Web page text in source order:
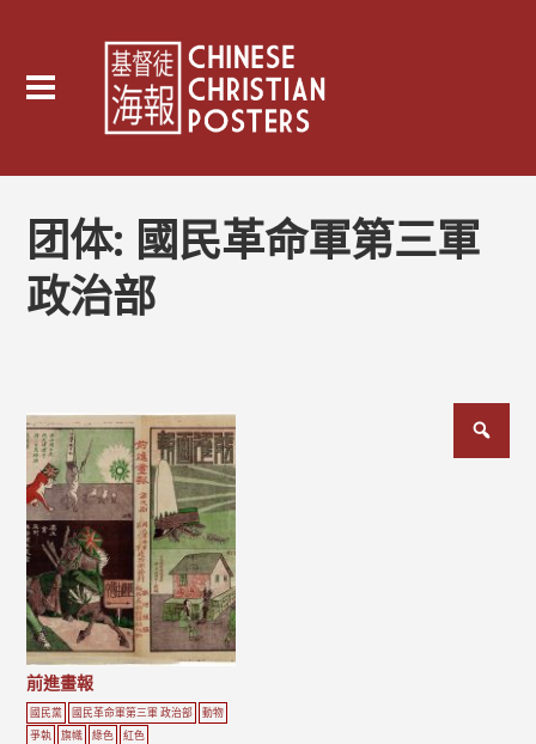
团体: 國民革命軍第三軍
政治部
前進畫報
國民黨 國民革命軍第三軍 政治部
動物
爭執
旗幟 綠色 紅色